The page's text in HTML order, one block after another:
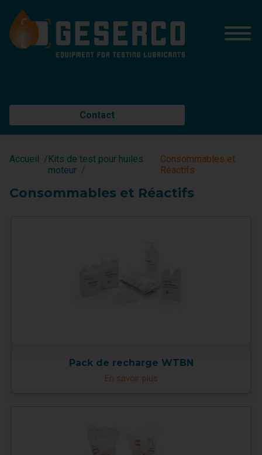
Contact
Accueil
Kits de test pour huiles
moteur
Consommables et
Réactifs
Consommables et Réactifs
Pack de recharge WTBN
En savoir plus